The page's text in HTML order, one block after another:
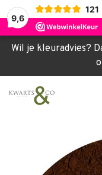
9,6
121
Wil je kleuradvies?